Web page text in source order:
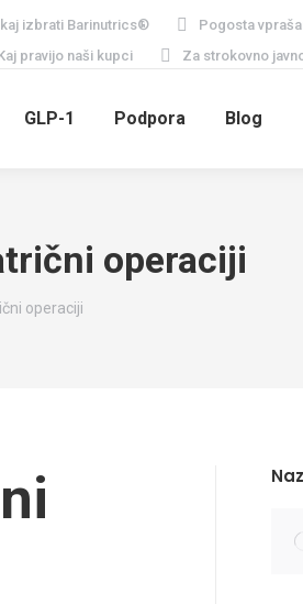
izbrati Barinutrics® Pogosta
pravijo naši kupci Za strokovno
GLP-1 Podpora Blog
operaciji
operaciji